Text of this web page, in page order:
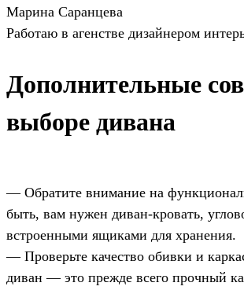
Марина Саранцева
Работаю в агенстве дизайнером
Дополнительные
выборе дивана
— Обратите внимание на
быть, вам нужен диван-кровать,
встроенными ящиками для хранения.
— Проверьте качество обивки и
диван — это прежде всего прочный